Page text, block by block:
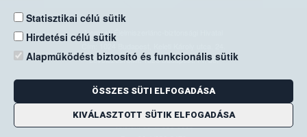
Statisztikai célú sütik
Hirdetési célú sütik
Alapműködést biztosító és funkcionális sütik
ÖSSZES SÜTI ELFOGADÁSA
KIVÁLASZTOTT SÜTIK ELFOGADÁSA
Nemzeti Élelmiszerlánc-biztonsági Hivatal
Levelezési cím: 1525 Budapest. Pf. 30.
E-mail:ugyfelszolgalat@nebih.gov.hu
Zöld szám: 06-80/263-244
Telefon: 06-1/ 336-9000